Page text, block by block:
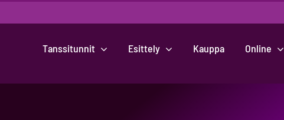
Tanssitunnit Esittely Kauppa Online